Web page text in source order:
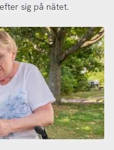
sig på nätet.